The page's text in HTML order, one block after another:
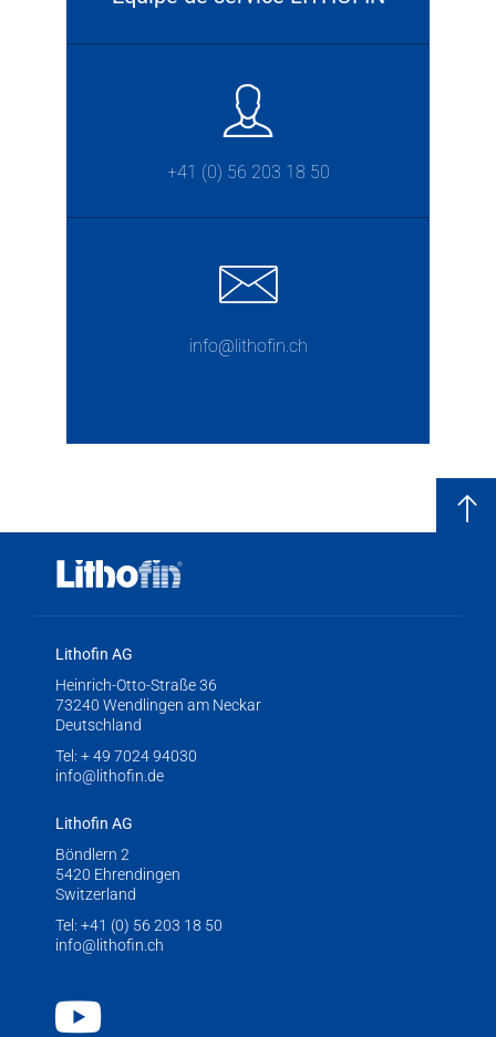
+41 (0) 56 203 18 50
info@lithofin.ch
Lithofin AG
Heinrich-Otto-Straße 36
73240 Wendlingen am Neckar
Deutschland
Tel: + 49 7024 94030
info@lithofin.de
Lithofin AG
Böndlern 2
5420 Ehrendingen
Switzerland
Tel: +41 (0) 56 203 18 50
info@lithofin.ch
Youtube